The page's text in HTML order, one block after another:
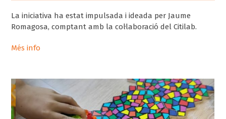
La iniciativa ha estat impulsada i ideada per Jaume
Romagosa, comptant amb la col·laboració del Citilab.
Més info